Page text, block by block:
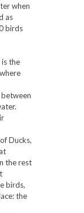
when
as
birds
the
Ducks,
the rest
birds,
the